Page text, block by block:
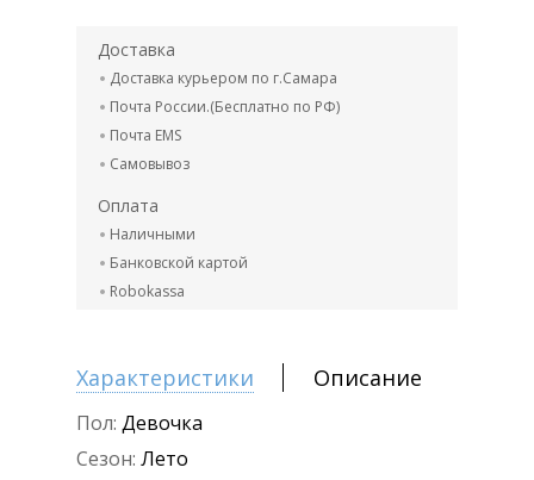
Доставка
Доставка курьером по г.Самара
Почта России.(Бесплатно по РФ)
Почта EMS
Самовывоз
Оплата
Наличными
Банковской картой
Robokassa
Характеристики Описание
Пол: Девочка
Сезон: Лето